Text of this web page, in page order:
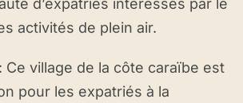
d’expatriés intéressés par le
activités de plein air.
Ce village de la côte caraïbe est
pour les expatriés à la